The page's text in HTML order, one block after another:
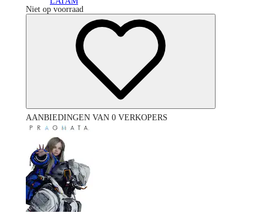
Niet op voorraad
AANBIEDINGEN VAN 0 VERKOPERS